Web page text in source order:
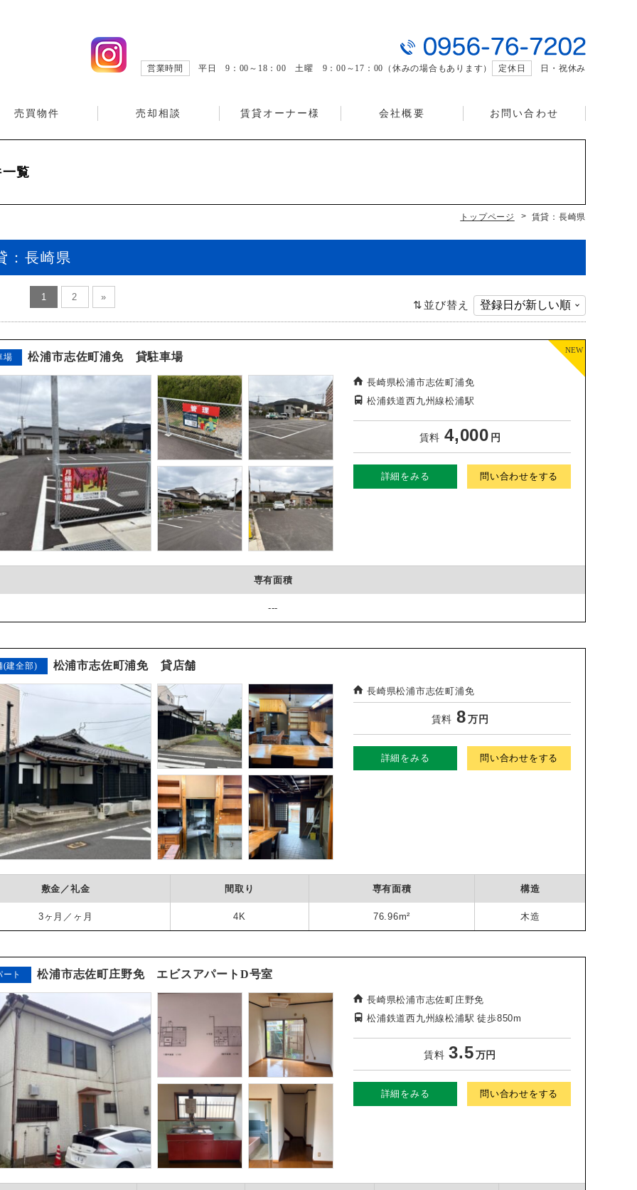
営業時間 平日 9：00～18：00 土曜 9：00～17：00（休みの場合もあります） 定休日 日・祝休み
売買物件 売却相談 賃貸オーナー様 会社概要 お問い合わせ
覧
トップページ 賃貸：長崎県
：長崎県
並び替え
1 2 »
場 松浦市志佐町浦免 貸駐車場
長崎県松浦市志佐町浦免
松浦鉄道西九州線松浦駅
賃料 4,000 円
詳細をみる 問い合わせをする
専有面積
---
(建全部) 松浦市志佐町浦免 貸店舗
長崎県松浦市志佐町浦免
賃料 8万円
詳細をみる 問い合わせをする
敷金／礼金 間取り 専有面積 構造
3ヶ月／ヶ月 4K 76.96m² 木造
ート 松浦市志佐町庄野免 エビスアパートD号室
長崎県松浦市志佐町庄野免
松浦鉄道西九州線松浦駅 徒歩850m
賃料 3.5万円
詳細をみる 問い合わせをする